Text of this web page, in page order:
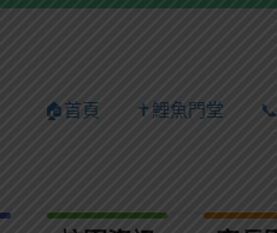
🏠首頁 ✝️鯉魚門堂